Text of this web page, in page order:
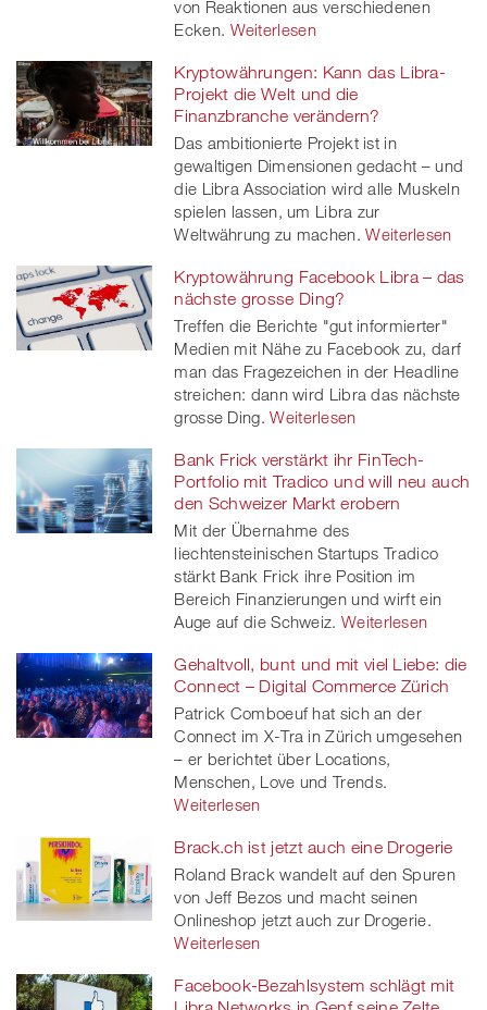
von Reaktionen aus verschiedenen
Ecken. Weiterlesen
Kryptowährungen: Kann das Libra-
Projekt die Welt und die
Finanzbranche verändern?
Das ambitionierte Projekt ist in
gewaltigen Dimensionen gedacht – und
die Libra Association wird alle Muskeln
spielen lassen, um Libra zur
Weltwährung zu machen. Weiterlesen
Kryptowährung Facebook Libra – das
nächste grosse Ding?
Treffen die Berichte "gut informierter"
Medien mit Nähe zu Facebook zu, darf
man das Fragezeichen in der Headline
streichen: dann wird Libra das nächste
grosse Ding. Weiterlesen
Bank Frick verstärkt ihr FinTech-
Portfolio mit Tradico und will neu auch
den Schweizer Markt erobern
Mit der Übernahme des
liechtensteinischen Startups Tradico
stärkt Bank Frick ihre Position im
Bereich Finanzierungen und wirft ein
Auge auf die Schweiz. Weiterlesen
Gehaltvoll, bunt und mit viel Liebe: die
Connect – Digital Commerce Zürich
Patrick Comboeuf hat sich an der
Connect im X-Tra in Zürich umgesehen
– er berichtet über Locations,
Menschen, Love und Trends.
Weiterlesen
Brack.ch ist jetzt auch eine Drogerie
Roland Brack wandelt auf den Spuren
von Jeff Bezos und macht seinen
Onlineshop jetzt auch zur Drogerie.
Weiterlesen
Facebook-Bezahlsystem schlägt mit